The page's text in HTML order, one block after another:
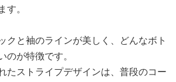
。
クと袖のラインが美しく、どんなボト
のが特徴です。
たストライプデザインは、普段のコー